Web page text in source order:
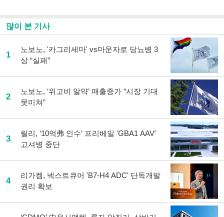
기
사
공
많이 본 기사
1
노보노, '카그리세마' vs마운자로 당뇨병 3
상 “실패”
2
노보노, ‘위고비 알약’ 매출증가 “시장 기대
못미쳐”
3
릴리, ‘10억弗 인수’ 프리베일 'GBA1 AAV'
고셔병 중단
4
리가켐, 넥스트큐어 'B7-H4 ADC' 단독개발
권리 확보